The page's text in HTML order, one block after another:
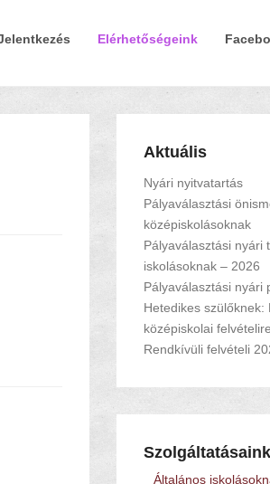
Elérhetőségeink
Aktuális
Nyári nyitvatartás
Pályaválasztási
középiskolásoknak
Pályaválasztási nyári
iskolásoknak – 2026
Pályaválasztási nyári
Hetedikes szülőknek:
középiskolai
Rendkívüli felvételi
Szolgáltatásaink
Általános